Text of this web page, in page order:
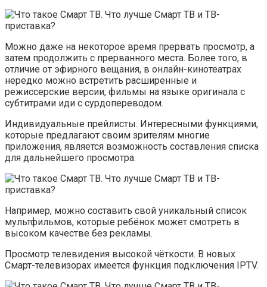
Можно даже на некоторое время прервать просмотр, а
затем продолжить с прерванного места. Более того, в
отличие от эфирного вещания, в онлайн-кинотеатрах
нередко можно встретить расширенные и
режиссерские версии, фильмы на языке оригинала с
субтитрами иди с сурдопереводом.
Индивидуальные прейлисты. Интересными функциями,
которые предлагают своим зрителям многие
приложения, является возможность составления списка
для дальнейшего просмотра.
Например, можно составить свой уникальный список
мультфильмов, которые ребёнок может смотреть в
высоком качестве без рекламы.
Просмотр телевидения высокой чёткости. В новых
Смарт-телевизорах имеется функция подключения IPTV.